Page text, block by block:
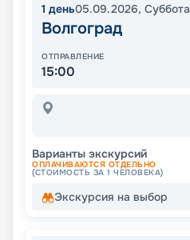
1 день05.09.2026, Суббота
Волгоград
ОТПРАВЛЕНИЕ
15:00
Варианты экскурсий
ОПЛАЧИВАЮТСЯ ОТДЕЛЬНО
(СТОИМОСТЬ ЗА 1 ЧЕЛОВЕКА)
Экскурсия на выбор